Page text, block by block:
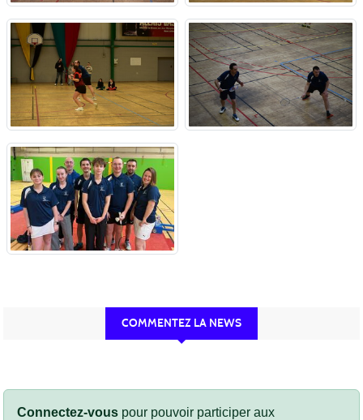
COMMENTEZ LA NEWS
Connectez-vous pour pouvoir participer aux